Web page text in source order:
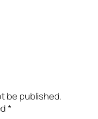
be published.
*